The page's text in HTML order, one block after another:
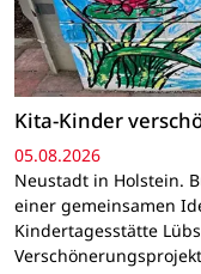
Kita-Kinder
05.08.2026
Neustadt in Holstein.
einer gemeinsamen
Kindertagesstätte